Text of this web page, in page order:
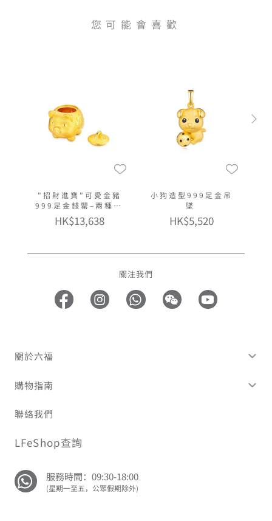
您可能會喜歡
"招財進寶"可愛金豬
999足金錢罌–兩種大
小選擇
HK$13,638
小狗造型999足金吊
墜
HK$5,520
關注我們
關於六福
購物指南
聯絡我們
LFeShop查詢
服務時間：09:30-18:00
(星期一至五，公眾假期除外)